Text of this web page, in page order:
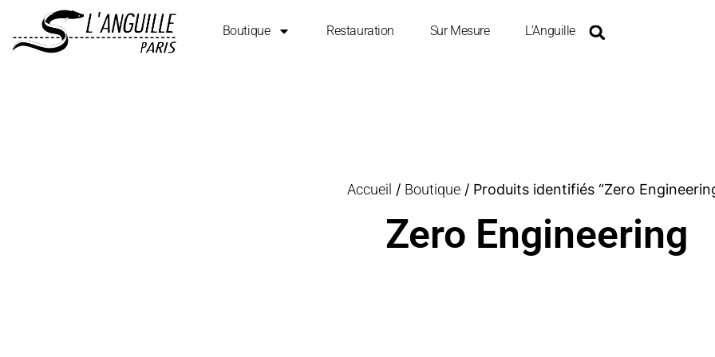
Boutique Restauration Sur Mesure L’Anguille
Accueil / Boutique / Produits identifiés “Zero
Zero Engineering